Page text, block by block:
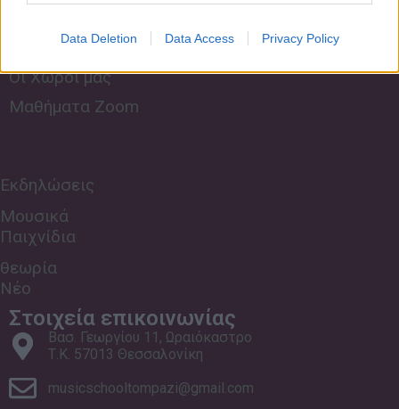
Data Deletion Data Access Privacy Policy
Συχνές Ερωτήσεις
Οι Χώροι μας
Μαθήματα Zoom
Εκδηλώσεις
Μουσικά
Παιχνίδια
θεωρία
Νέο
Στοιχεία επικοινωνίας
Βασ. Γεωργίου 11, Ωραιόκαστρο
Τ.Κ. 57013 Θεσσαλονίκη
musicschooltompazi@gmail.com